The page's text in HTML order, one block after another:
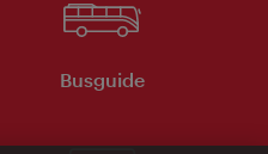
Busguide